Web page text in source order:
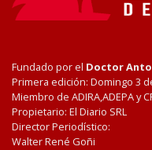
Fundado por el Doctor
Primera edición: Domingo 3
Miembro de ADIRA,ADEPA y
Propietario: El Diario SRL
Director Periodístico:
Walter René Goñi